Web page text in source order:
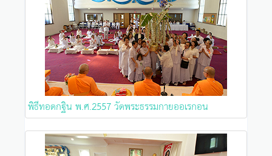
พิธีทอดกฐิน พ.ศ.2557 วัดพระธรรมกายออเรกอน